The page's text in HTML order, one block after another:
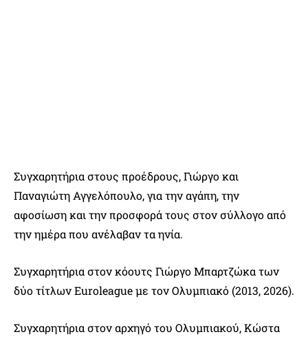
Συγχαρητήρια στους προέδρους, Γιώργο και
Παναγιώτη Αγγελόπουλο, για την αγάπη, την
αφοσίωση και την προσφορά τους στον σύλλογο από
την ημέρα που ανέλαβαν τα ηνία.
Συγχαρητήρια στον κόουτς Γιώργο Μπαρτζώκα των
δύο τίτλων Euroleague με τον Ολυμπιακό (2013, 2026).
Συγχαρητήρια στον αρχηγό του Ολυμπιακού, Κώστα